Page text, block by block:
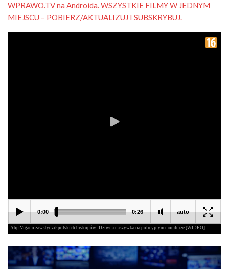
WPRAWO.TV na Androida. WSZYSTKIE FILMY W JEDNYM
MIEJSCU – POBIERZ/AKTUALIZUJ I SUBSKRYBUJ.